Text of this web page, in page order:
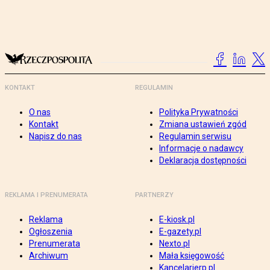
KONTAKT
O nas
Kontakt
Napisz do nas
REGULAMIN
Polityka Prywatności
Zmiana ustawień zgód
Regulamin serwisu
Informacje o nadawcy
Deklaracja dostępności
REKLAMA I PRENUMERATA
Reklama
Ogłoszenia
Prenumerata
Archiwum
PARTNERZY
E-kiosk.pl
E-gazety.pl
Nexto.pl
Mała księgowość
Kancelarierp.pl